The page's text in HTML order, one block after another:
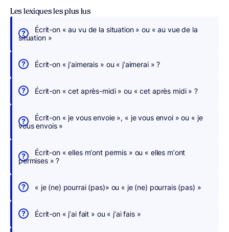
É
r
i
v
e
s
s
h
r
Les lexiques les plus lus
Écrit-on « au vu de la situation » ou « au vue de la
situation »
Écrit-on « j’aimerais » ou « j’aimerai » ?
Écrit-on « cet après-midi » ou « cet après midi » ?
Écrit-on « je vous envoie », « je vous envoi » ou « je
vous envois »
Écrit-on « elles m’ont permis » ou « elles m’ont
permises » ?
« je (ne) pourrai (pas)» ou « je (ne) pourrais (pas) »
Écrit-on « j’ai fait » ou « j’ai fais »